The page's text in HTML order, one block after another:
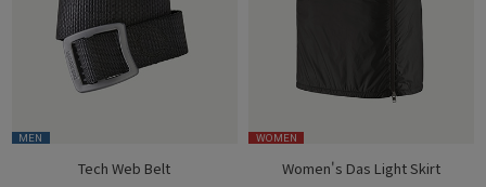
MEN
Tech Web Belt
WOMEN
Women's Das Light Skirt